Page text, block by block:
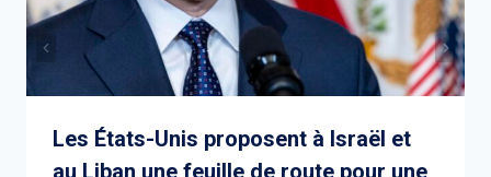
Les États-Unis proposent à Israël et